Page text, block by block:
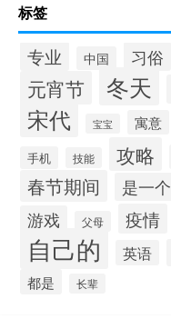
标签
专业 中国 习俗
元宵节 冬天
宋代 宝宝 寓意
手机 技能 攻略
春节期间 是一个
游戏 父母 疫情
自己的 英语
都是 长辈